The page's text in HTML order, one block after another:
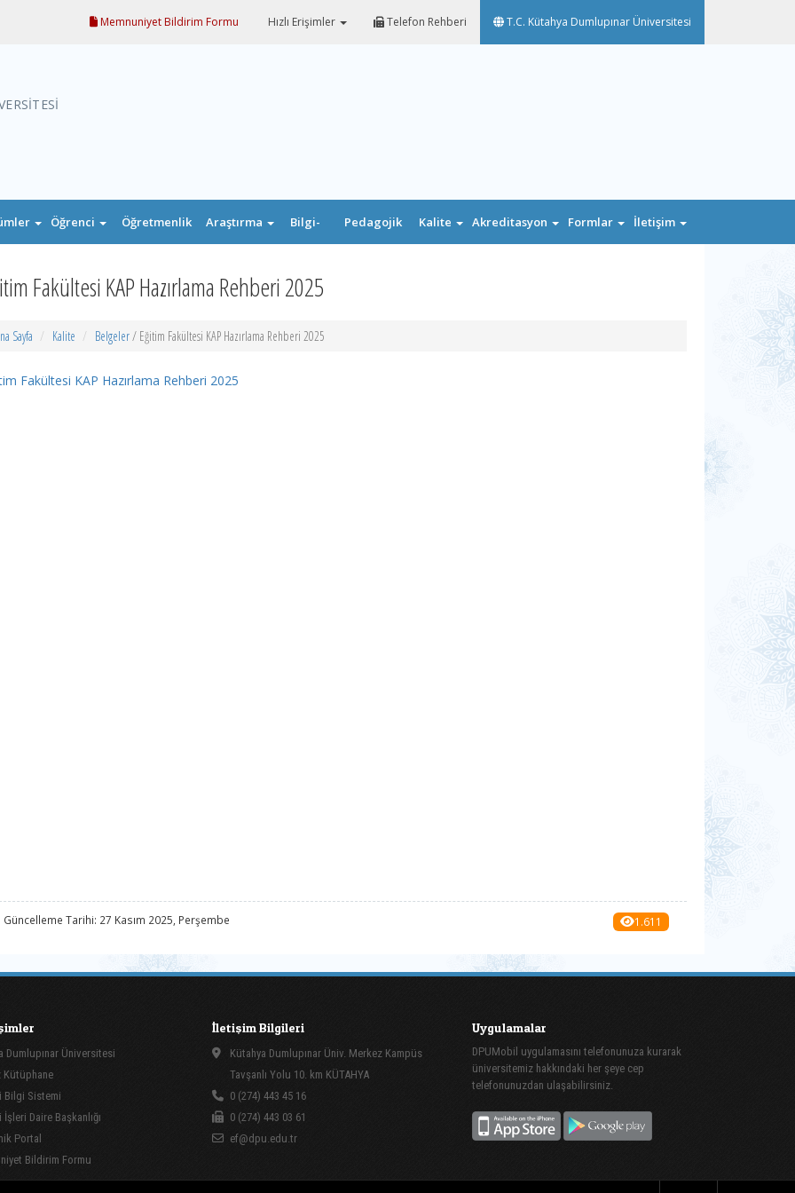
Memnuniyet Bildirim Formu Hızlı Erişimler Telefon Rehberi T.C. Kütahya Dumlupınar Üniversitesi
Öğrenci Öğretmenlik Araştırma Bilgi- Pedagojik Kalite Akreditasyon Formlar İletişim
Fakültesi KAP Hazırlama Rehberi 2025
Sayfa Kalite Belgeler/ Eğitim Fakültesi KAP Hazırlama Rehberi 2025
Fakültesi KAP Hazırlama Rehberi 2025
Güncelleme Tarihi: 27 Kasım 2025, Perşembe 1.611
Dumlupınar Üniversitesi
Bilgi Sistemi
Daire Başkanlığı
Portal
Bildirim Formu
İletişim Bilgileri
Kütahya Dumlupınar Üniv. Merkez Kampüs
Tavşanlı Yolu 10. km KÜTAHYA
0 (274) 443 45 16
0 (274) 443 03 61
ef@dpu.edu.tr
Uygulamalar
DPUMobil uygulamasını telefonunuza kurarak
üniversitemiz hakkındaki her şeye cep
telefonunuzdan ulaşabilirsiniz.